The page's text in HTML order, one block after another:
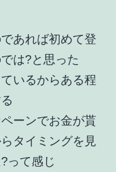
あれば初めて登
は?と思った
いるからある程
ーンでお金が貰
タイミングを見
って感じ